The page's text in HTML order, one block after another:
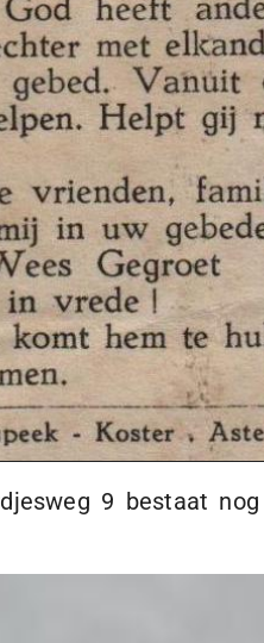
9 bestaat